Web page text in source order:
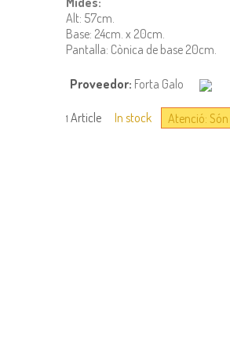
Alt: 57cm.
Base: 24cm. x 20cm.
Pantalla: Cònica de base 20cm.
Proveedor: Forta Galo
1 Article In stock Atenció: